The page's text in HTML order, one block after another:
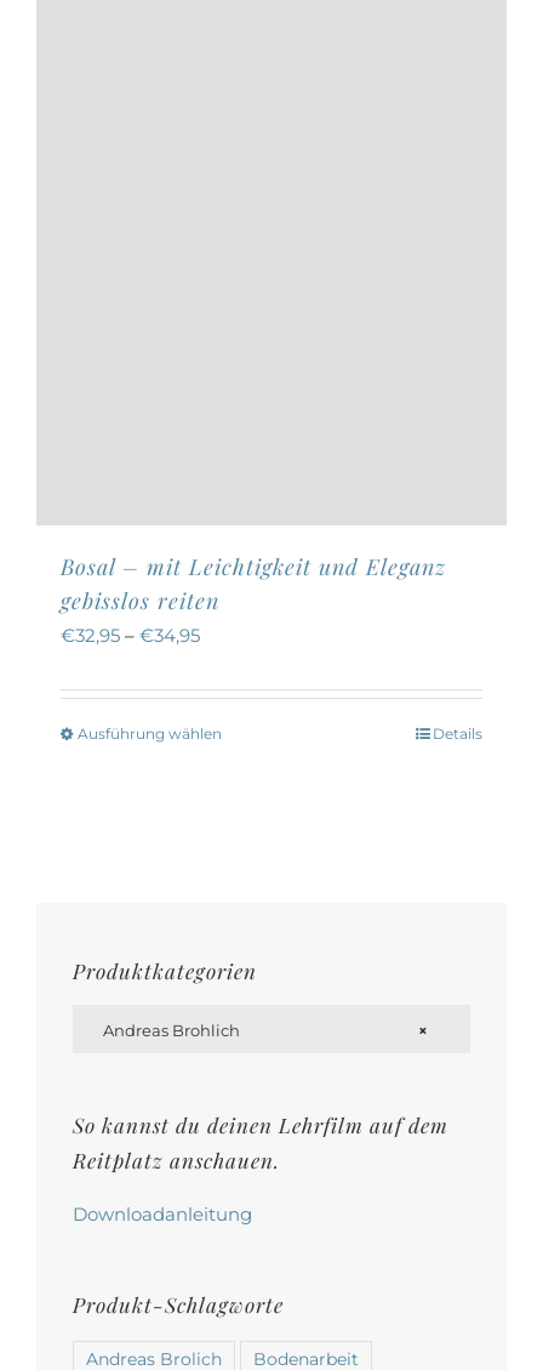
Bosal – mit Leichtigkeit und Eleganz
gebisslos reiten
€32,95 – €34,95
Ausführung wählen
können
Produktseite
gewählt
werden
Details
Produktkategorien
×
Andreas Brohlich
So kannst du deinen Lehrfilm auf dem
Reitplatz anschauen.
Downloadanleitung
Produkt-Schlagworte
Andreas Brolich Bodenarbeit